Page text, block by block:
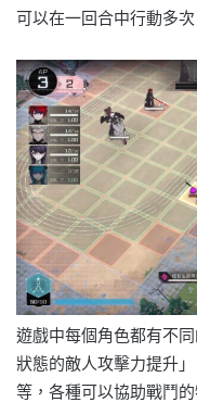
可以在一回合中行動多次
遊戲中每個角色都有不
狀態的敵人攻擊力提升
等，各種可以協助戰鬥的